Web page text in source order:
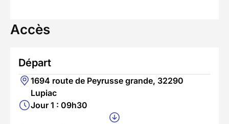
Accès
Départ
1694 route de Peyrusse grande, 32290
Lupiac
Jour 1 : 09h30